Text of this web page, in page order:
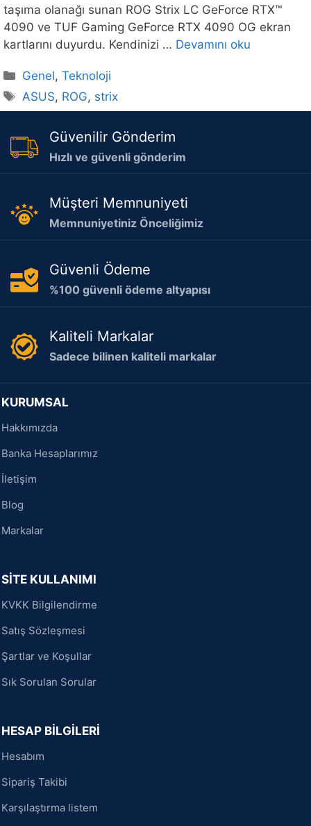
taşıma olanağı sunan ROG Strix LC GeForce RTX™
4090 ve TUF Gaming GeForce RTX 4090 OG ekran
kartlarını duyurdu. Kendinizi … Devamını oku
Kategoriler
Genel,Teknoloji
Etiketler
ASUS, ROG, strix
Güvenilir Gönderim
Hızlı ve güvenli gönderim
Müşteri Memnuniyeti
Memnuniyetiniz Önceliğimiz
Güvenli Ödeme
%100 güvenli ödeme altyapısı
Kaliteli Markalar
Sadece bilinen kaliteli markalar
KURUMSAL
Hakkımızda
Banka Hesaplarımız
İletişim
Blog
Markalar
SİTE KULLANIMI
KVKK Bilgilendirme
Satış Sözleşmesi
Şartlar ve Koşullar
Sık Sorulan Sorular
HESAP BİLGİLERİ
Hesabım
Sipariş Takibi
Karşılaştırma listem